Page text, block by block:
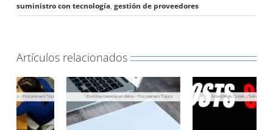
suministro con tecnología, gestión de proveedores
Artículos relacionados